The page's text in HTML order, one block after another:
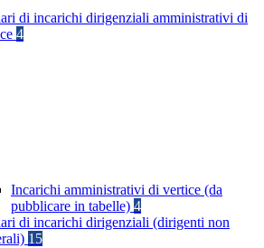
di incarichi dirigenziali amministrativi di
4
Incarichi amministrativi di vertice (da
pubblicare in tabelle) 4
di incarichi dirigenziali (dirigenti non
15